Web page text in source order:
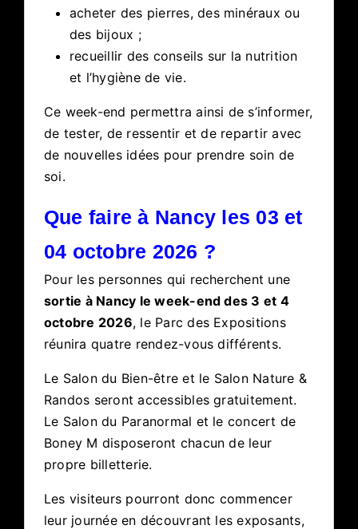
acheter des pierres, des minéraux ou
des bijoux ;
recueillir des conseils sur la nutrition
et l’hygiène de vie.
Ce week-end permettra ainsi de s’informer,
de tester, de ressentir et de repartir avec
de nouvelles idées pour prendre soin de
soi.
Que faire à Nancy les 03 et
04 octobre 2026 ?
Pour les personnes qui recherchent une
sortie à Nancy le week-end des 3 et 4
octobre 2026, le Parc des Expositions
réunira quatre rendez-vous différents.
Le Salon du Bien-être et le Salon Nature &
Randos seront accessibles gratuitement.
Le Salon du Paranormal et le concert de
Boney M disposeront chacun de leur
propre billetterie.
Les visiteurs pourront donc commencer
leur journée en découvrant les exposants,